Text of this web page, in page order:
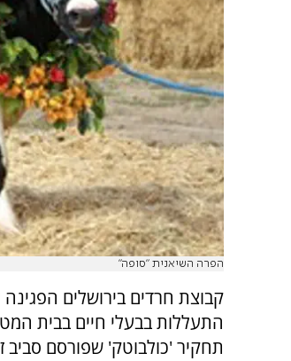
הפרה השיאנית "סופה"
קבוצת חרדים בירושלים
התעללות בבעלי חיים בבית
תחקיר 'כולבוטק' שפורסם סביב